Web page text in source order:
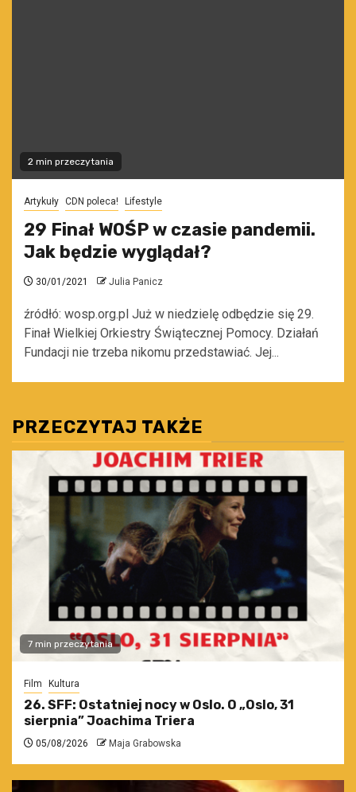
2 min przeczytania
Artykuły CDN poleca! Lifestyle
29 Finał WOŚP w czasie pandemii.
Jak będzie wyglądał?
30/01/2021 Julia Panicz
źródłó: wosp.org.pl Już w niedzielę odbędzie się 29.
Finał Wielkiej Orkiestry Świątecznej Pomocy. Działań
Fundacji nie trzeba nikomu przedstawiać. Jej...
PRZECZYTAJ TAKŻE
7 min przeczytania
Film Kultura
26. SFF: Ostatniej nocy w Oslo. O „Oslo, 31
sierpnia” Joachima Triera
05/08/2026 Maja Grabowska